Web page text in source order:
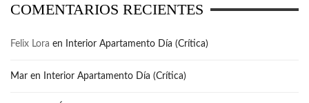
COMENTARIOS RECIENTES
Felix Lora en Interior Apartamento Día (Crítica)
Mar en Interior Apartamento Día (Crítica)